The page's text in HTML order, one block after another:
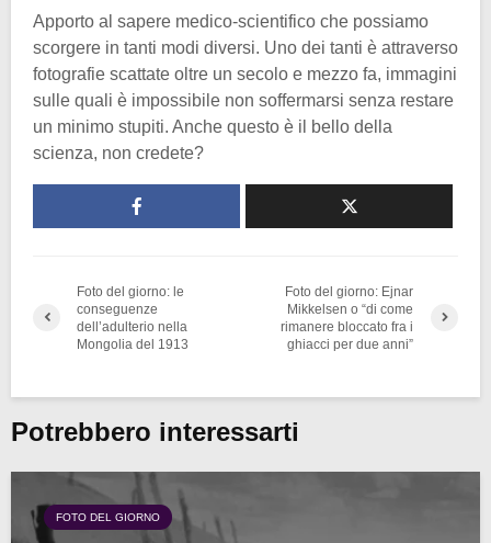
Apporto al sapere medico-scientifico che possiamo
scorgere in tanti modi diversi. Uno dei tanti è attraverso
fotografie scattate oltre un secolo e mezzo fa, immagini
sulle quali è impossibile non soffermarsi senza restare
un minimo stupiti. Anche questo è il bello della
scienza, non credete?
Foto del giorno: le
conseguenze
dell’adulterio nella
Mongolia del 1913
Foto del giorno: Ejnar
Mikkelsen o “di come
rimanere bloccato fra i
ghiacci per due anni”
Potrebbero interessarti
FOTO DEL GIORNO